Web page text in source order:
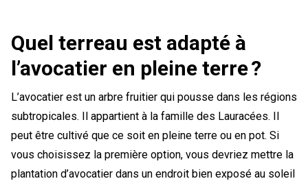
Quel terreau est adapté à
l’avocatier en pleine terre ?
L’avocatier est un arbre fruitier qui pousse dans les régions
subtropicales. Il appartient à la famille des Lauracées. Il
peut être cultivé que ce soit en pleine terre ou en pot. Si
vous choisissez la première option, vous devriez mettre la
plantation d’avocatier dans un endroit bien exposé au soleil